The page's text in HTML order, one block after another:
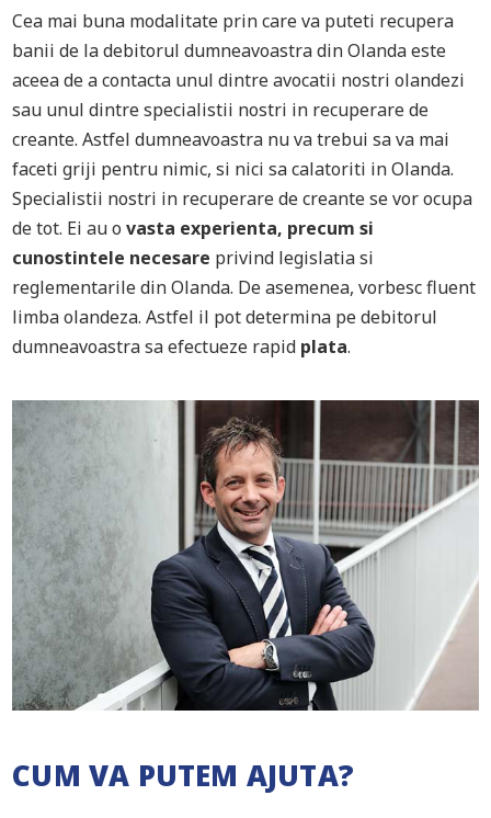
Cea mai buna modalitate prin care va puteti recupera
banii de la debitorul dumneavoastra din Olanda este
aceea de a contacta unul dintre avocatii nostri olandezi
sau unul dintre specialistii nostri in recuperare de
creante. Astfel dumneavoastra nu va trebui sa va mai
faceti griji pentru nimic, si nici sa calatoriti in Olanda.
Specialistii nostri in recuperare de creante se vor ocupa
de tot. Ei au ovasta experienta, precum si
cunostintele necesare privind legislatia si
reglementarile din Olanda. De asemenea, vorbesc fluent
limba olandeza. Astfel il pot determina pe debitorul
dumneavoastra sa efectueze rapid plata.
CUM VA PUTEM AJUTA?